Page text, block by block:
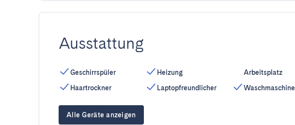
Ausstattung
Geschirrspüler
Haartrockner
Heizung
Laptopfreundlicher
Arbeitsplatz
Waschmaschine
Alle Geräte anzeigen